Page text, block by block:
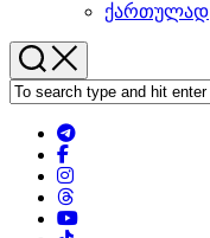
ქართულად